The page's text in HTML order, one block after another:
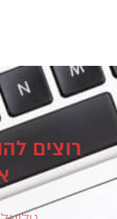
רוצים